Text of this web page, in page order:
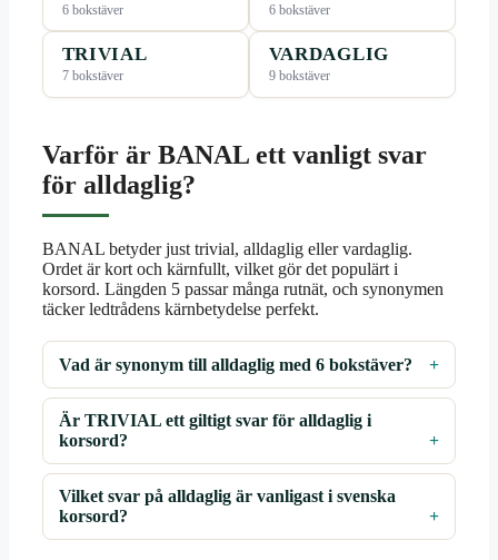
6 bokstäver 6 bokstäver
TRIVIAL
7 bokstäver
VARDAGLIG
9 bokstäver
Varför är BANAL ett vanligt svar
för alldaglig?
BANAL betyder just trivial, alldaglig eller vardaglig.
Ordet är kort och kärnfullt, vilket gör det populärt i
korsord. Längden 5 passar många rutnät, och synonymen
täcker ledtrådens kärnbetydelse perfekt.
Vad är synonym till alldaglig med 6 bokstäver?
Är TRIVIAL ett giltigt svar för alldaglig i
korsord?
Vilket svar på alldaglig är vanligast i svenska
korsord?